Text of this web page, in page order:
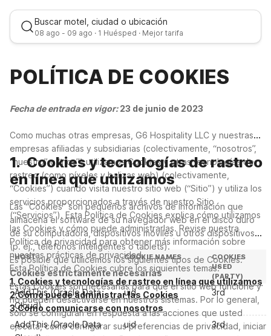
Buscar motel, ciudad o ubicación
08 ago - 09 ago · 1 Huésped · Mejor tarifa
Mejor tarifa
POLÍTICA DE COOKIES
Fecha de entrada en vigor:23 de junio de 2023
Como muchas otras empresas, G6 Hospitality LLC y nuestras
empresas afiliadas y subsidiarias (colectivamente, “nosotros”,
“nuestro” o “nos”) utilizamos Cookies y otras tecnologías de
rastreo (como píxeles y balizas web) (colectivamente,
“Cookies”) cuando visita nuestro sitio web (“Sitio”) y utiliza los
servicios proporcionados a través de nuestro Sitio
(“Servicios”). Esta Política de Cookies explica cómo utilizamos
las Cookies y cómo puede administrarlas. Revise nuestra
Política de privacidad para obtener más información sobre
nuestras prácticas de privacidad.
Esta Política de Cookies cubre los siguientes temas:
1. Cookies y tecnologías de rastreo en línea que utilizamos
2.Cómo puede administrar las Cookies
3.Cómo comunicarse con nosotros
1. Cookies y tecnologías de rastreo
en línea que utilizamos
Las “Cookies” son pequeños archivos de información que
almacena el software de su navegador web en el disco duro
de su computadora, dispositivos móviles u otros dispositivos
(p. ej., teléfonos inteligentes o tablets).
Es posible que utilicemos los siguientes tipos de Cookies:
Cookies estrictamente necesarias
Estas Cookies son necesarias para que el sitio web funcione y
no pueden desactivarse en nuestros sistemas. Por lo general,
solo se configuran en respuesta a las acciones que usted
ejecuta, como configurar sus preferencias de privacidad, iniciar
HOST COOKIE NAMES
COOKIES
USED
(PARTY)
AddThis (Oracle Data
Cloud)
uid 3rd
AddThis (Oracle Data
uid 3rd